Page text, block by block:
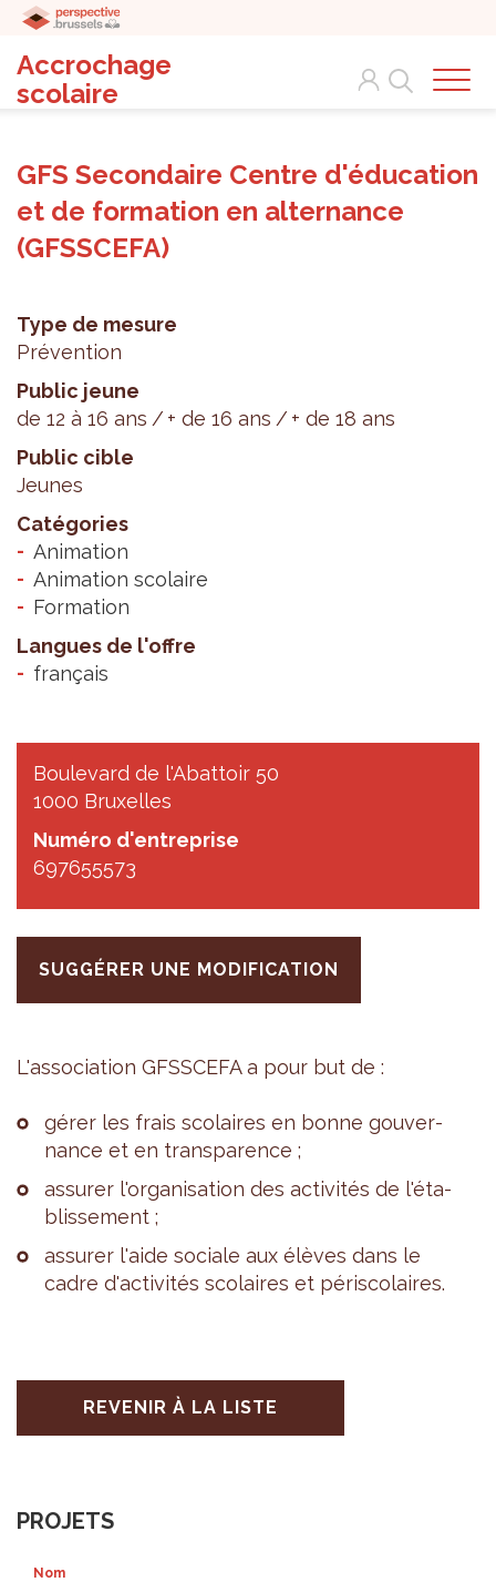
Accrochage
scolaire
Search
GFS Secondaire Centre d'éducation
et de formation en alternance
(GFSSCEFA)
Type de mesure
Prévention
Public jeune
de 12 à 16 ans
+ de 16 ans
+ de 18 ans
Public cible
Jeunes
Catégories
Animation
Animation scolaire
Formation
Langues de l'offre
français
Boulevard de l'Abattoir 50
1000 Bruxelles
Numéro d'entreprise
697655573
SUGGÉRER UNE MODIFICATION
L'as­so­cia­tion GFSS­CEFA a pour but de :
gérer les frais sco­laires en bonne gou­ver­
nance et en trans­pa­rence ;
assu­rer l'or­ga­ni­sa­tion des acti­vi­tés de l'éta­
blis­se­ment ;
assu­rer l'aide sociale aux élèves dans le
cadre d'ac­ti­vi­tés sco­laires et péri­sco­laires.
REVENIR À LA LISTE
PROJETS
Nom